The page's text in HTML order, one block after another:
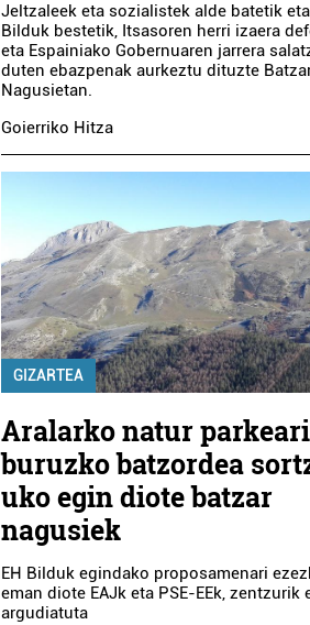
Jeltzaleek eta sozialistek alde batetik eta
Bilduk bestetik, Itsasoren herri izaera
eta Espainiako Gobernuaren jarrera
duten ebazpenak aurkeztu dituzte
Nagusietan.
Goierriko Hitza
GIZARTEA
Aralarko natur parkeari
buruzko batzordea
uko egin diote batzar
nagusiek
EH Bilduk egindako proposamenari
eman diote EAJk eta PSE-EEk, zentzurik
argudiatuta